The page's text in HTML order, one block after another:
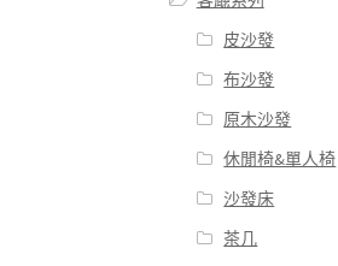
皮沙發
布沙發
原木沙發
休閒椅&單人椅
沙發床
茶几